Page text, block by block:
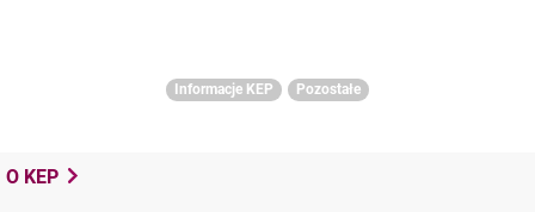
Informacje KEP Pozostałe
O KEP